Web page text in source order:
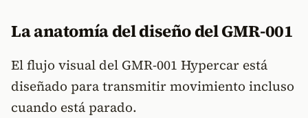
La anatomía del diseño del GMR-001
El flujo visual del GMR-001 Hypercar está
diseñado para transmitir movimiento incluso
cuando está parado.